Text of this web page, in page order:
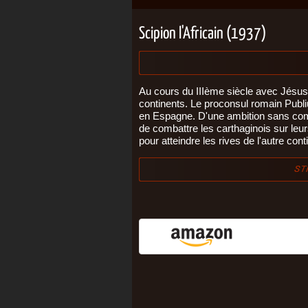
Scipion l'Africain (1937)
Au cours du IIIème siècle avec
continents. Le proconsul romain
en Espagne. D'une ambition sans
de combattre les carthaginois sur
pour atteindre les rives de l'autre